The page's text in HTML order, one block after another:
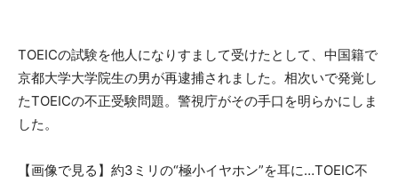
TOEICの試験を他人になりすまして受けたとして、中国籍で
京都大学大学院生の男が再逮捕されました。相次いで発覚し
たTOEICの不正受験問題。警視庁がその手口を明らかにしま
した。
【画像で見る】約3ミリの“極小イヤホン”を耳に…TOEIC不